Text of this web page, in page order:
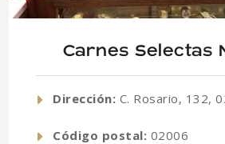
Carnes Selectas
Dirección: C. Rosario, 132,
Código postal: 02006